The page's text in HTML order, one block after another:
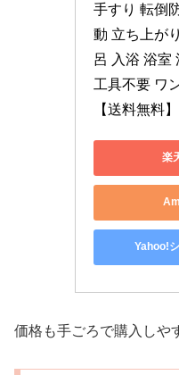
手すり 転倒
動 立ち上が
呂 入浴 浴室
工具不要 ワ
【送料無料】
楽
Yahoo!
価格も手ごろで購入しや